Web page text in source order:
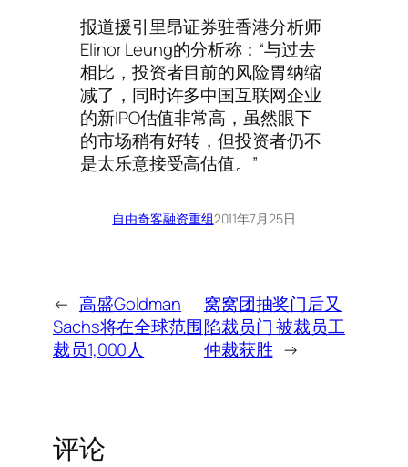
报道援引里昂证券驻香港分析师
Elinor Leung的分析称：“与过去
相比，投资者目前的风险胃纳缩
减了，同时许多中国互联网企业
的新IPO估值非常高，虽然眼下
的市场稍有好转，但投资者仍不
是太乐意接受高估值。”
自由奇客融资重组2011年7月25日
← 高盛Goldman
Sachs将在全球范围
裁员1,000人
窝窝团抽奖门后又
陷裁员门 被裁员工
仲裁获胜 →
评论